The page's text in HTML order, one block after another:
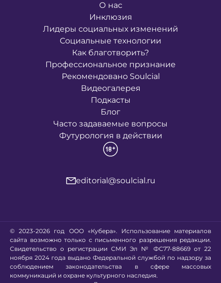
О нас
Инклюзия
Лидеры социальных изменений
Социальные технологии
Как благотворить?
Профессиональное признание
Рекомендовано Soulcial
Видеогалерея
Подкасты
Блог
Часто задаваемые вопросы
Футурология в действии
editorial@soulcial.ru
© 2023-2026 год ООО «Кубера». Использование материалов
сайта возможно только с письменного разрешения редакции.
Свидетельство о регистрации СМИ Эл № ФС77-88669 от 22
ноября 2024 года выдано Федеральной службой по надзору за
соблюдением законодательства в сфере массовых
коммуникаций и охране культурного наследия.